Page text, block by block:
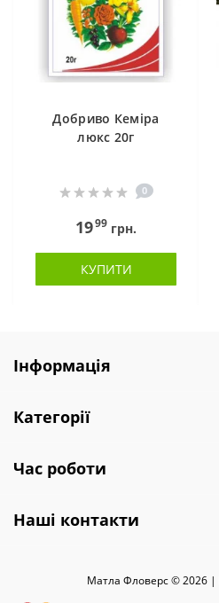
Добриво Кеміра
люкс 20г
0
1999 грн.
КУПИТИ
Інформація
Категорії
Час роботи
Наші контакти
Матла Фловерс © 2026 |